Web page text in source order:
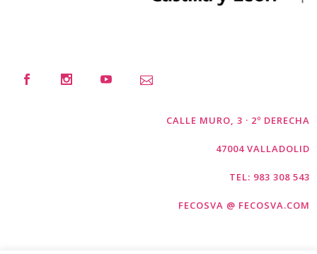
CALLE MURO, 3 · 2º DERECHA
47004 VALLADOLID
TEL: 983 308 543
FECOSVA @ FECOSVA.COM